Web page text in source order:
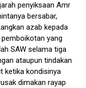
penyiksaan Amr
bersabar,
azab kepada
yang
SAW selama tiga
ataupun tindakan
ketika kondisinya
dimakan rayap